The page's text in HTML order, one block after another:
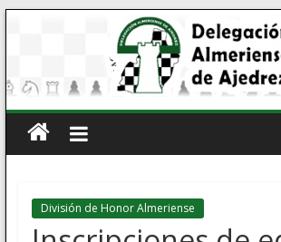
División de Honor Almeriense